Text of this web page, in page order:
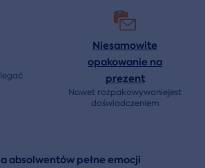
Niesamowite
opakowanie na
prezent
Nawet rozpakowywaniejest
doświadczeniem
absolwentów pełne emocji